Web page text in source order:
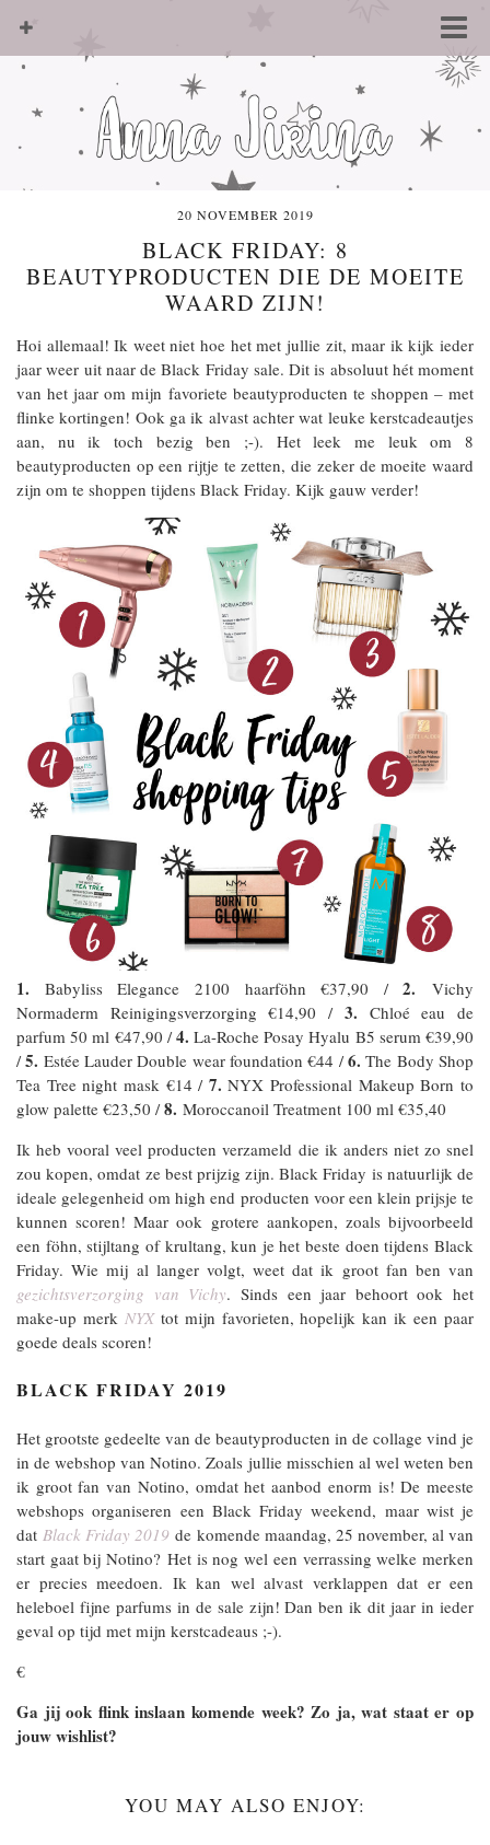
20 NOVEMBER 2019
BLACK FRIDAY: 8
BEAUTYPRODUCTEN DIE DE MOEITE
WAARD ZIJN!
Hoi allemaal! Ik weet niet hoe het met jullie zit, maar ik kijk ieder
jaar weer uit naar de Black Friday sale. Dit is absoluut hét moment
van het jaar om mijn favoriete beautyproducten te shoppen – met
flinke kortingen! Ook ga ik alvast achter wat leuke kerstcadeautjes
aan, nu ik toch bezig ben ;-). Het leek me leuk om 8
beautyproducten op een rijtje te zetten, die zeker de moeite waard
zijn om te shoppen tijdens Black Friday. Kijk gauw verder!
1. Babyliss Elegance 2100 haarföhn €37,90 /2. Vichy
Normaderm Reinigingsverzorging €14,90 / 3. Chloé eau de
parfum 50 ml €47,90 /4. La-Roche Posay Hyalu B5 serum €39,90
/5. Estée Lauder Double wear foundation €44 /6. The Body Shop
Tea Tree night mask €14 / 7. NYX Professional Makeup Born to
glow palette €23,50 /8. Moroccanoil Treatment 100 ml €35,40
Ik heb vooral veel producten verzameld die ik anders niet zo snel
zou kopen, omdat ze best prijzig zijn. Black Friday is natuurlijk de
ideale gelegenheid om high end producten voor een klein prijsje te
kunnen scoren! Maar ook grotere aankopen, zoals bijvoorbeeld
een föhn, stijltang of krultang, kun je het beste doen tijdens Black
Friday. Wie mij al langer volgt, weet dat ik groot fan ben van
gezichtsverzorging van Vichy. Sinds een jaar behoort ook het
make-up merk NYXtot mijn favorieten, hopelijk kan ik een paar
goede deals scoren!
BLACK FRIDAY 2019
Het grootste gedeelte van de beautyproducten in de collage vind je
in de webshop van Notino. Zoals jullie misschien al wel weten ben
ik groot fan van Notino, omdat het aanbod enorm is! De meeste
webshops organiseren een Black Friday weekend, maar wist je
datBlack Friday 2019 de komende maandag, 25 november, al van
start gaat bij Notino? Het is nog wel een verrassing welke merken
er precies meedoen. Ik kan wel alvast verklappen dat er een
heleboel fijne parfums in de sale zijn! Dan ben ik dit jaar in ieder
geval op tijd met mijn kerstcadeaus ;-).
€
Ga jij ook flink inslaan komende week? Zo ja, wat staat er op
jouw wishlist?
YOU MAY ALSO ENJOY: